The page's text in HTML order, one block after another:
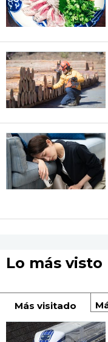
Lo más visto
Más visitado